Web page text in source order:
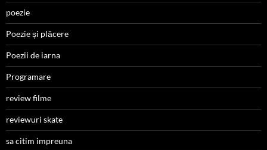
poezie
Poezie și plăcere
Poezii de iarna
Programare
review filme
reviewuri skate
sa citim impreuna